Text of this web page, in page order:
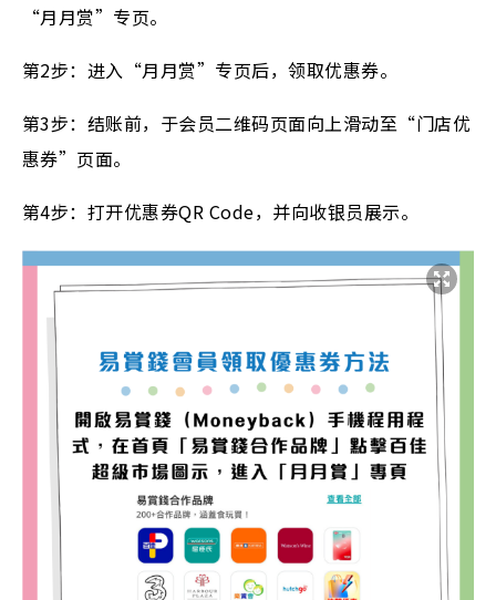
“月月赏”专页。
第2步：进入“月月赏”专页后，领取优惠券。
第3步：结账前，于会员二维码页面向上滑动至“门店优
惠券”页面。
第4步：打开优惠券QR Code，并向收银员展示。